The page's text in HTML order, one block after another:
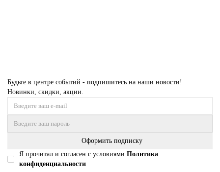
Будьте в центре событий - подпишитесь на наши новости!
Новинки, скидки, акции.
Оформить подписку
Я прочитал и согласен с условиями Политика
конфиденциальности